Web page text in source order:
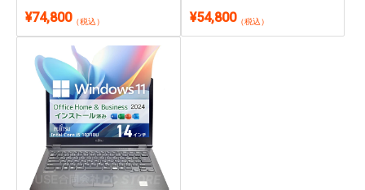
¥74,800（税込） ¥54,800（税込）